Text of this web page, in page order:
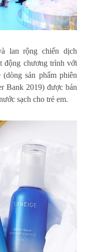
lan rộng chiến dịch
động chương trình với
sản phẩm phiên
Bank 2019) được bán
sạch cho trẻ em.